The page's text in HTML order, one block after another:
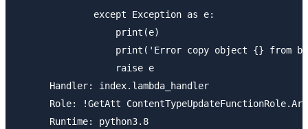
              except Exception as e:
                  print(e)
print('Error copy object {} from
                  raise e
      Handler: index.lambda_handler
      Role: !GetAtt ContentTypeUpdateFunctionRole.Arn
      Runtime: python3.8